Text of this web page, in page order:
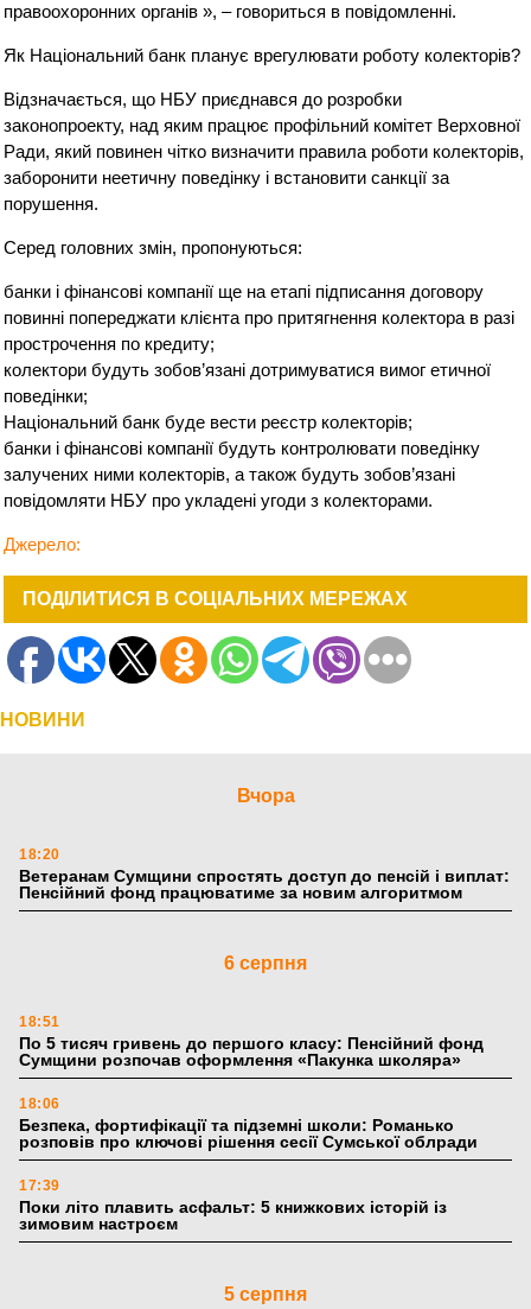
правоохоронних органів », – говориться в повідомленні.
Як Національний банк планує врегулювати роботу колекторів?
Відзначається, що НБУ приєднався до розробки
законопроекту, над яким працює профільний комітет Верховної
Ради, який повинен чітко визначити правила роботи колекторів,
заборонити неетичну поведінку і встановити санкції за
порушення.
Серед головних змін, пропонуються:
банки і фінансові компанії ще на етапі підписання договору
повинні попереджати клієнта про притягнення колектора в разі
прострочення по кредиту;
колектори будуть зобов’язані дотримуватися вимог етичної
поведінки;
Національний банк буде вести реєстр колекторів;
банки і фінансові компанії будуть контролювати поведінку
залучених ними колекторів, а також будуть зобов’язані
повідомляти НБУ про укладені угоди з колекторами.
Джерело:
ПОДІЛИТИСЯ В СОЦІАЛЬНИХ МЕРЕЖАХ
НОВИНИ
Вчора
18:20
Ветеранам Сумщини спростять доступ до пенсій і виплат:
Пенсійний фонд працюватиме за новим алгоритмом
6 серпня
18:51
По 5 тисяч гривень до першого класу: Пенсійний фонд
Сумщини розпочав оформлення «Пакунка школяра»
18:06
Безпека, фортифікації та підземні школи: Романько
розповів про ключові рішення сесії Сумської облради
17:39
Поки літо плавить асфальт: 5 книжкових історій із
зимовим настроєм
5 серпня